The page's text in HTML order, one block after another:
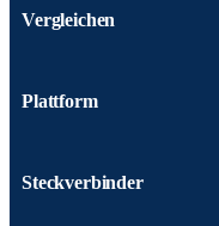
Vergleichen
Plattform
Steckverbinder